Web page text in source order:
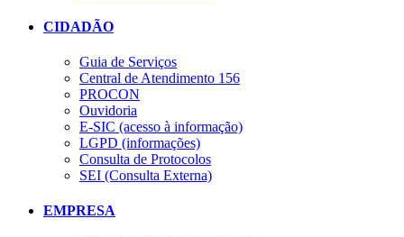
CIDADÃO
Guia de Serviços
Central de Atendimento 156
PROCON
Ouvidoria
E-SIC (acesso à informação)
LGPD (informações)
Consulta de Protocolos
SEI (Consulta Externa)
EMPRESA